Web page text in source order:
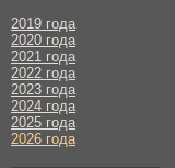
2019 года
2020 года
2021 года
2022 года
2023 года
2024 года
2025 года
2026 года